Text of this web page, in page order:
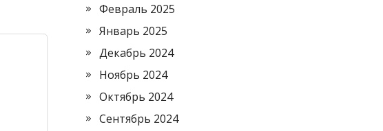
Февраль 2025
Январь 2025
Декабрь 2024
Ноябрь 2024
Октябрь 2024
Сентябрь 2024